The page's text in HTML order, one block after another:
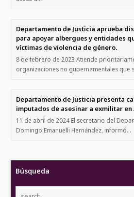
Departamento de Justicia aprueba
para apoyar albergues y entidades
víctimas de violencia de género.
8 de febrero de 2023 Atiende
organizaciones no gubernamentales que
Departamento de Justicia presenta
imputados de asesinar a exmilitar en
11 de abril de 2024 El secretario del
Domingo Emanuelli Hernández, informó…
Búsqueda